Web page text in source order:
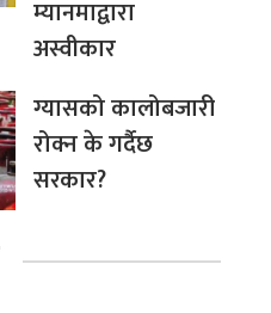
म्यानमाद्वारा
अस्वीकार
ग्यासको कालोबजारी
रोक्न के गर्दैछ
सरकार?